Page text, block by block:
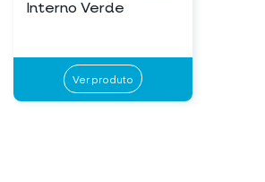
Interno Verde
Ver produto